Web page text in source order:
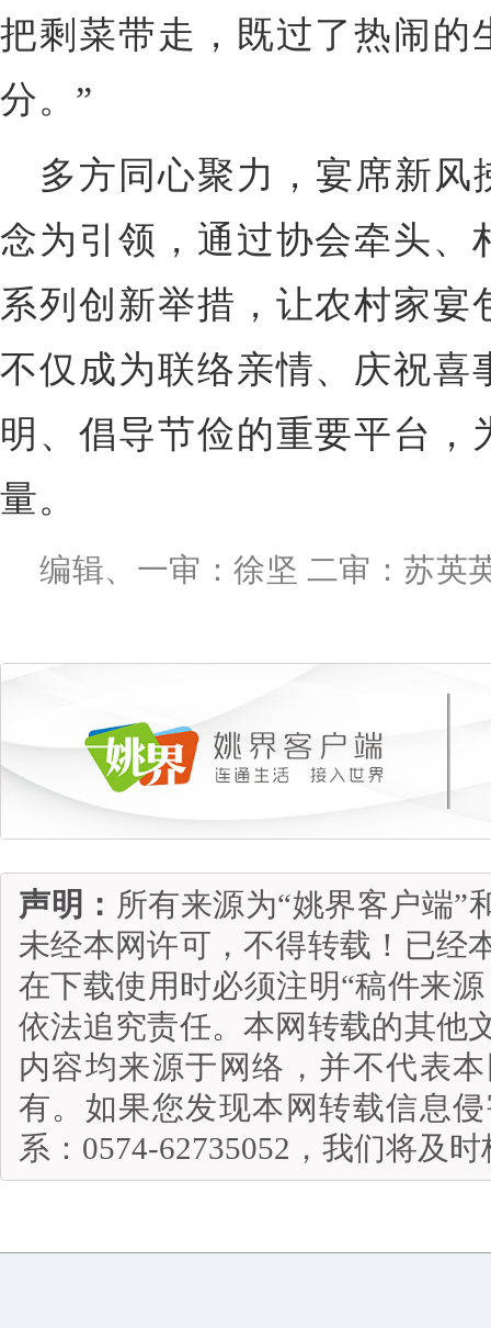
把剩菜带走，既过了热闹的
分。”
多方同心聚力，宴席新风
念为引领，通过协会牵头、
系列创新举措，让农村家
不仅成为联络亲情、庆祝喜
明、倡导节俭的重要平台，
量。
编辑、一审：徐坚 二审：苏英
声明： 所有来源为“姚界客户端”
未经本网许可，不得转载！已经
在下载使用时必须注明“稿件来
依法追究责任。本网转载的其他
内容均来源于网络，并不代表
有。如果您发现本网转载信息
系：0574-62735052，我们将及